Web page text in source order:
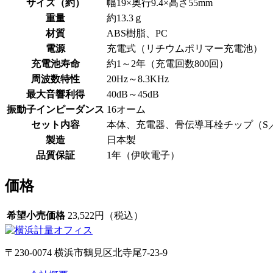
サイズ（約）
幅19×奥行9.4×高さ55mm
重量
約13.3ｇ
材質
ABS樹脂、PC
電源
充電式（リチウムポリマー充電池）
充電池寿命
約1～2年（充電回数800回）
周波数特性
20Hz～8.3KHz
最大音響利得
40dB～45dB
振動子インピーダンス 16オーム
セット内容
本体、充電器、骨伝導耳栓チップ（S
製造
日本製
品質保証
1年（伊吹電子）
価格
希望小売価格 23,522円（税込）
〒230-0074 横浜市鶴見区北寺尾7-23-9